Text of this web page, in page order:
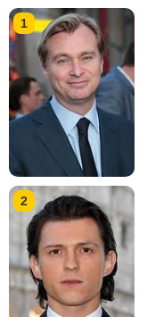
1
2